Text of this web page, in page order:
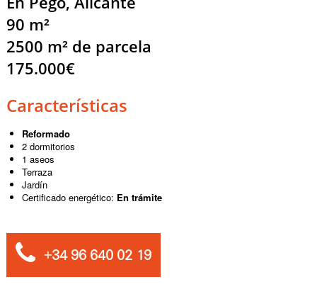
90 m²
2500 m² de parcela
175.000€
Características
Reformado
2 dormitorios
1 aseos
Terraza
Jardín
Certificado energético: En trámite
+34 96 640 02 19